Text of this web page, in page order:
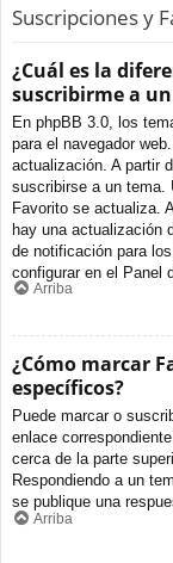
Suscripciones y
¿Cuál es la
suscribirme a
En phpBB 3.0, los
para el navegador
actualización. A partir
suscribirse a un tema.
Favorito se actualiza.
hay una actualización
de notificación para
configurar en el Panel
Arriba
¿Cómo marcar
específicos?
Puede marcar o
enlace
cerca de la parte
Respondiendo a un
se publique una
Arriba